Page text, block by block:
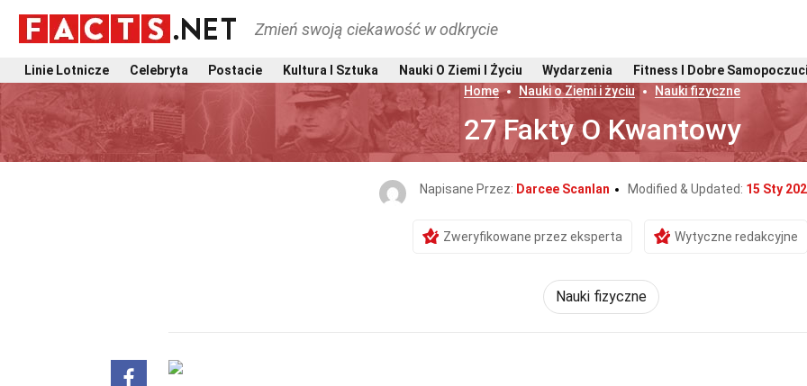
Zmień swoją ciekawość w odkrycie
Linie Lotnicze Celebryta Postacie Kultura I Sztuka Nauki O Ziemi I Życiu Wydarzenia
Fitness I Dobre
Home
Nauki o Ziemi i życiu Nauki fizyczne
27 Fakty O Kwantowy
Napisane Przez: Darcee Scanlan Modified & Updated: 15 Sty
Zweryfikowane przez eksperta Wytyczne redakcyjne
Nauki fizyczne